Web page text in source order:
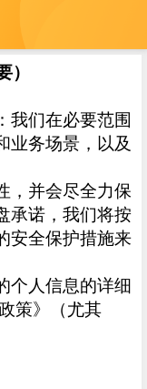
）
我们在必要范围
业务场景，以及
，并会尽全力保
承诺，我们将按
安全保护措施来
个人信息的详细
策》（尤其